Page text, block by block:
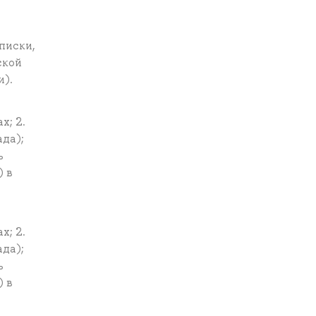
2.
в
2.
в